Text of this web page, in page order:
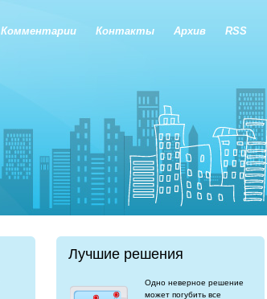
Комментарии Контакты Архив RSS
Лучшие решения
Одно неверное решение
может погубить все